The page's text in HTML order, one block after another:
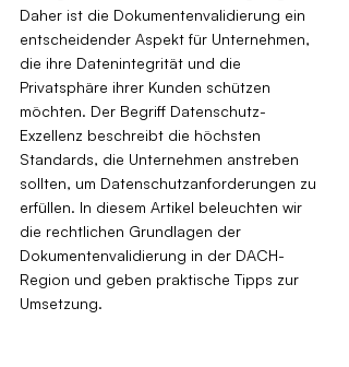
Daher ist die Dokumentenvalidierung ein
entscheidender Aspekt für Unternehmen,
die ihre Datenintegrität und die
Privatsphäre ihrer Kunden schützen
möchten. Der Begriff Datenschutz-
Exzellenz beschreibt die höchsten
Standards, die Unternehmen anstreben
sollten, um Datenschutzanforderungen zu
erfüllen. In diesem Artikel beleuchten wir
die rechtlichen Grundlagen der
Dokumentenvalidierung in der DACH-
Region und geben praktische Tipps zur
Umsetzung.